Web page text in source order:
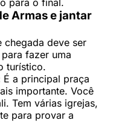
Armas e jantar
chegada deve ser
fazer uma
turístico.
É a principal praça
importante. Você
Tem várias igrejas,
para provar a